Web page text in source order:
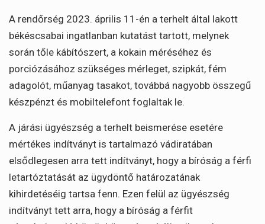
A rendőrség 2023. április 11-én a terhelt által lakott
békéscsabai ingatlanban kutatást tartott, melynek
során tőle kábítószert, a kokain méréséhez és
porciózásához szükséges mérleget, szipkát, fém
adagolót, műanyag tasakot, továbbá nagyobb összegű
készpénzt és mobiltelefont foglaltak le.
A járási ügyészség a terhelt beismerése esetére
mértékes indítványt is tartalmazó vádiratában
elsődlegesen arra tett indítványt, hogy a bíróság a férfi
letartóztatását az ügydöntő határozatának
kihirdetéséig tartsa fenn. Ezen felül az ügyészség
indítványt tett arra, hogy a bíróság a férfit